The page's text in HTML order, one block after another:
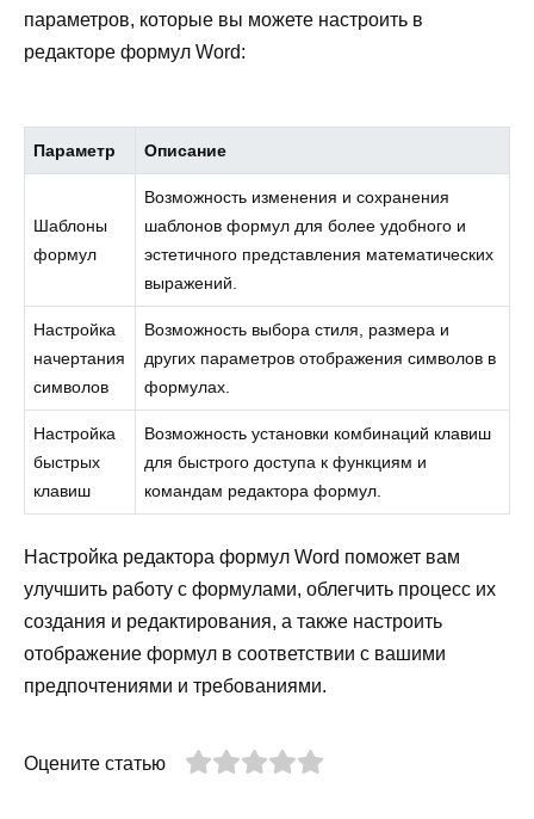
параметров, которые вы можете настроить в
редакторе формул Word:
Параметр Описание
Шаблоны
формул
Возможность изменения и сохранения
шаблонов формул для более удобного и
эстетичного представления математических
выражений.
Настройка
начертания
символов
Возможность выбора стиля, размера и
других параметров отображения символов в
формулах.
Настройка
быстрых
клавиш
Возможность установки комбинаций клавиш
для быстрого доступа к функциям и
командам редактора формул.
Настройка редактора формул Word поможет вам
улучшить работу с формулами, облегчить процесс их
создания и редактирования, а также настроить
отображение формул в соответствии с вашими
предпочтениями и требованиями.
Оцените статью